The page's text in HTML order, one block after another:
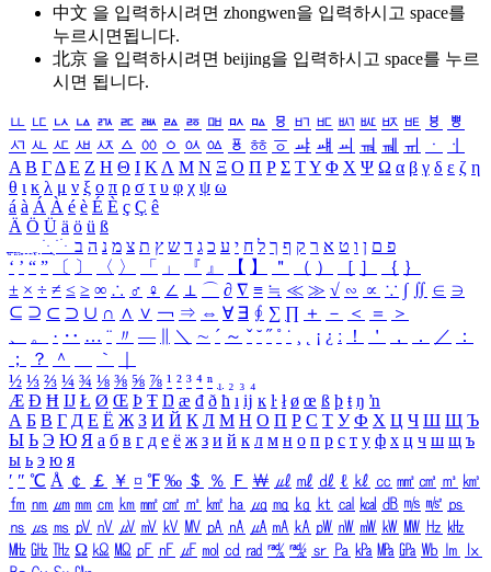
中文 을 입력하시려면 zhongwen을 입력하시고 space를
누르시면됩니다.
北京 을 입력하시려면 beijing을 입력하시고 space를 누르
시면 됩니다.
ㅥ ㅦ ㅧ ㅨ ㅩ ㅪ ㅫ ㅬ ㅭ ㅮ ㅯ ㅰ ㅱ ㅲ ㅳ ㅴ ㅵ ㅶ ㅷ ㅸ
ㅹ
ㅺ ㅻ ㅼ ㅽ ㅾ ㅿ ㆀ ㆁ ㆂ ㆃ ㆄ ㆅ ㆆ ㆇ ㆈ ㆉ ㆊ ㆋ ㆌ ㆍ
ㆎ
Α Β ΓΔ Ε Ζ Η Θ Ι ΚΛ Μ Ν Ξ Ο Π Ρ Σ ΤΥ Φ Χ Ψ Ω α β γ δ ε ζ η
θ ι κ λ μ ν ξ ο π ρ σ τ υ φ χ ψ ω
á à Á À é è É È ç Ç ê
Ä Ö Ü ä ö ü ß
ִֶֹ ֻּ ׁׂ פ ם ן ו ט א ר ק ף ך ל ח י ע כ ג ד ש ץ ת צ מ נ ה ב
‘ ’ “ ” 〔 〕 〈 〉 「 」 『 』 【 】 ＂ （ ） ［ ］ ｛ ｝
± × ÷ ≠ ≤ ≥ ∞ ∴ ♂ ♀ ∠ ⊥ ⌒ ∂ ∇ ≡ ≒ ≪ ≫ √ ∽ ∝ ∵ ∫ ∬ ∈ ∋
⊆ ⊇ ⊂ ⊃ ∪ ∩ ∧ ∨ ￢ ⇒ ⇔ ∀ ∃ ∮ ∑ ∏ ＋ － ＜ ＝
＞
、
。 · ‥ … ¨ 〃 ― ＼ ∼ ´ ～ ˇ ˘ ˝ ˚ ˙ ¸ ¡ ¿ ː ！ ＇ ， ． ／
：
；
？ ＾ ｀
½ ⅓ ⅔ ¼ ¾ ⅛ ⅜ ⅝ ⅞ ¹ ² ³ ⁴ ⁿ ₁ ₂ ₃ ₄
Æ Ð Ħ Ĳ Ł Ø Œ Þ Ŧ Ŋ æ đ ð ħ ı ĳ ĸ ŀ ł ø œ ß þ ŧ ŋ ŉ
А Б В Г Д Е Ё Ж З И Й К Л М Н О П Р С Т У Ф Х Ц Ч Ш Щ Ъ
Ы Ь Э Ю Я а б в г д е ё ж з и й к л м н о п р с т у ф х ц ч ш щ ъ
ы ь э ю я
′ ″ ℃ Å ￠ ￡ ￥ ¤ ℉ ‰ ＄ ％ Ｆ ￦ ㎕ ㎖ ㎗ ℓ ㎘ ㏄ ㎣ ㎤ ㎥ ㎦
㎙ ㎚ ㎛ ㎜ ㎝ ㎞ ㎟ ㎠ ㎡ ㎢ ㏊ ㎍ ㎎ ㎏ ㏏ ㎈ ㎉ ㏈ ㎧ ㎨ ㎰
㎱ ㎲ ㎳ ㎴ ㎵ ㎶ ㎷ ㎸ ㎹ ㎀ ㎁ ㎂ ㎃ ㎄ ㎺ ㎻ ㎽ ㎾ ㎿ ㎐ ㎑
㎒ ㎓ ㎔ Ω ㏀ ㏁ ㎊ ㎋ ㎌ ㏖ ㏅ ㎭ ㎮ ㎯ ㏛ ㎩ ㎪ ㎫ ㎬ ㏝ ㏐
㏓